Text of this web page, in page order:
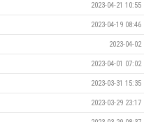
2023-04-21 10:55
2023-04-19 08:46
2023-04-02
2023-04-01 07:02
2023-03-31 15:35
2023-03-29 23:17